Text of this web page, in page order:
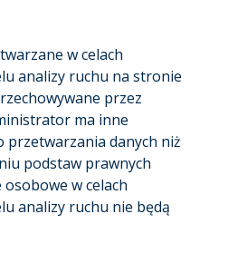
w celach
analizy ruchu na stronie
przez
ma inne
przetwarzania danych niż
podstaw prawnych
w celach
analizy ruchu nie będą